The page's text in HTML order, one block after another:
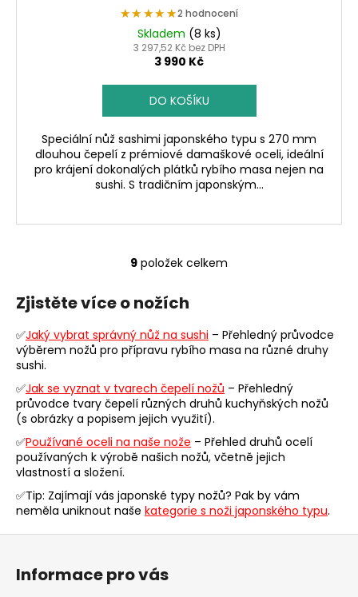
★★★★★
★★★★★2 hodnocení
Skladem (8 ks)
3 297,52 Kč bez DPH
3 990 Kč
DO KOŠÍKU
Speciální nůž sashimi japonského typu s 270 mm
dlouhou čepelí z prémiové damaškové oceli, ideální
pro krájení dokonalých plátků rybího masa nejen na
sushi. S tradičním japonským...
O
l
d
a
í
p
r
v
k
v
ý
p
9 položek celkem
Zjistěte více o nožích
✅Jaký vybrat správný nůž na sushi – Přehledný průvodce
výběrem nožů pro přípravu rybího masa na různé druhy
sushi.
✅Jak se vyznat v tvarech čepelí nožů – Přehledný
průvodce tvary čepelí různých druhů kuchyňských nožů
(s obrázky a popisem jejich využití).
✅Používané oceli na naše nože – Přehled druhů ocelí
používaných k výrobě našich nožů, včetně jejich
vlastností a složení.
✅Tip: Zajímají vás japonské typy nožů? Pak by vám
neměla uniknout naše kategorie s noži japonského typu.
Z
Informace pro vás